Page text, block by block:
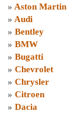
» Aston Martin
» Audi
» Bentley
» BMW
» Bugatti
» Chevrolet
» Chrysler
» Citroen
» Dacia